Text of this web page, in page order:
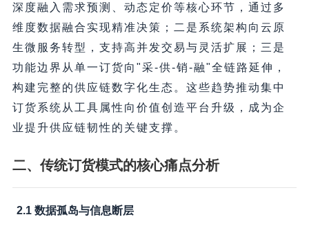
深度融入需求预测、动态定价等核心环节，通过多
维度数据融合实现精准决策；二是系统架构向云原
生微服务转型，支持高并发交易与灵活扩展；三是
功能边界从单一订货向"采-供-销-融"全链路延伸，
构建完整的供应链数字化生态。这些趋势推动集中
订货系统从工具属性向价值创造平台升级，成为企
业提升供应链韧性的关键支撑。
二、传统订货模式的核心痛点分析
2.1 数据孤岛与信息断层